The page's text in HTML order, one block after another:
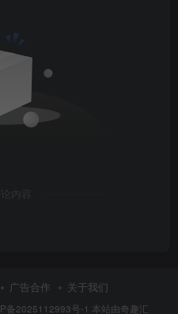
内容
广告合作 关于我们
备2025112993号-1 本站由奇趣汇